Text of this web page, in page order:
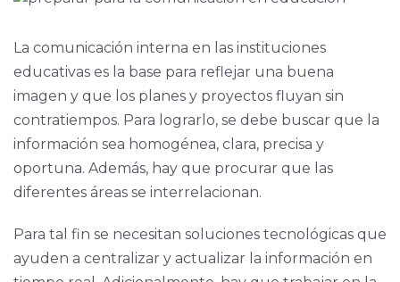
La comunicación interna en las instituciones
educativas es la base para reflejar una buena
imagen y que los planes y proyectos fluyan sin
contratiempos. Para lograrlo, se debe buscar que la
información sea homogénea, clara, precisa y
oportuna. Además, hay que procurar que las
diferentes áreas se interrelacionan.
Para tal fin se necesitan soluciones tecnológicas que
ayuden a centralizar y actualizar la información en